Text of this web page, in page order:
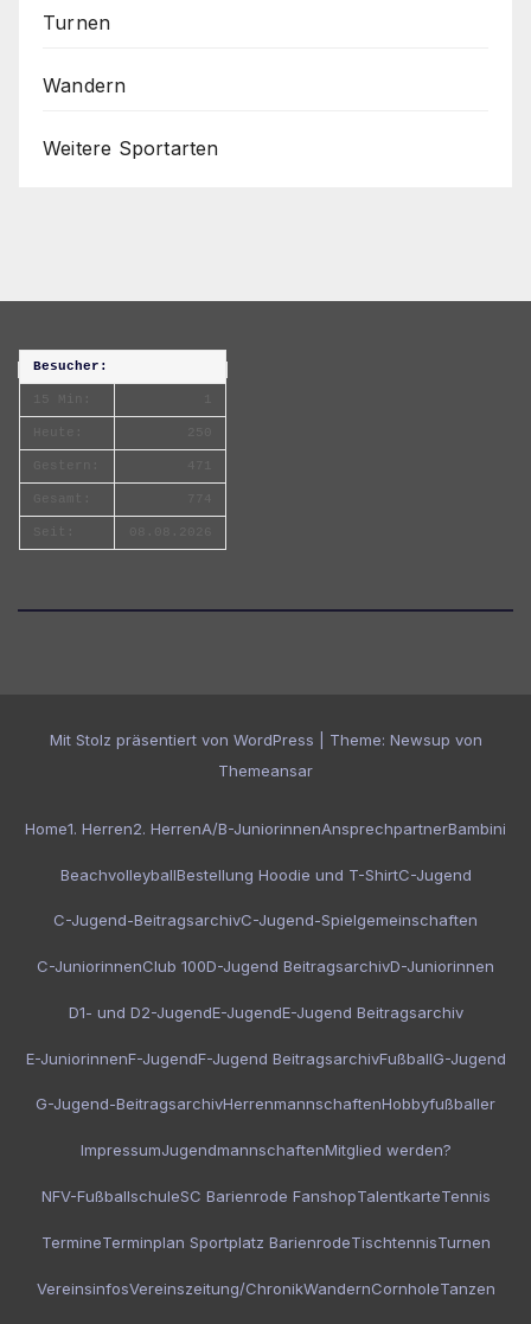
Turnen
Wandern
Weitere Sportarten
Besucher:
Mit Stolz präsentiert von WordPress Theme: Newsup von
Themeansar
Home1. Herren2. HerrenA/B-JuniorinnenAnsprechpartnerBambini
BeachvolleyballBestellung Hoodie und T-ShirtC-Jugend
C-Jugend-BeitragsarchivC-Jugend-Spielgemeinschaften
C-JuniorinnenClub 100D-Jugend BeitragsarchivD-Juniorinnen
D1- und D2-JugendE-JugendE-Jugend Beitragsarchiv
E-JuniorinnenF-JugendF-Jugend BeitragsarchivFußballG-Jugend
G-Jugend-BeitragsarchivHerrenmannschaftenHobbyfußballer
ImpressumJugendmannschaftenMitglied werden?
NFV-FußballschuleSC Barienrode FanshopTalentkarteTennis
TermineTerminplan Sportplatz BarienrodeTischtennisTurnen
VereinsinfosVereinszeitung/ChronikWandernCornholeTanzen